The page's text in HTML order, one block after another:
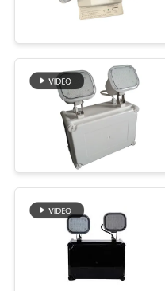
CITAAT
SITEMAP
PRIVACYBELEID